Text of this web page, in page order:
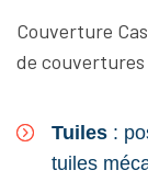
Couverture
de
Tuiles :
tuiles